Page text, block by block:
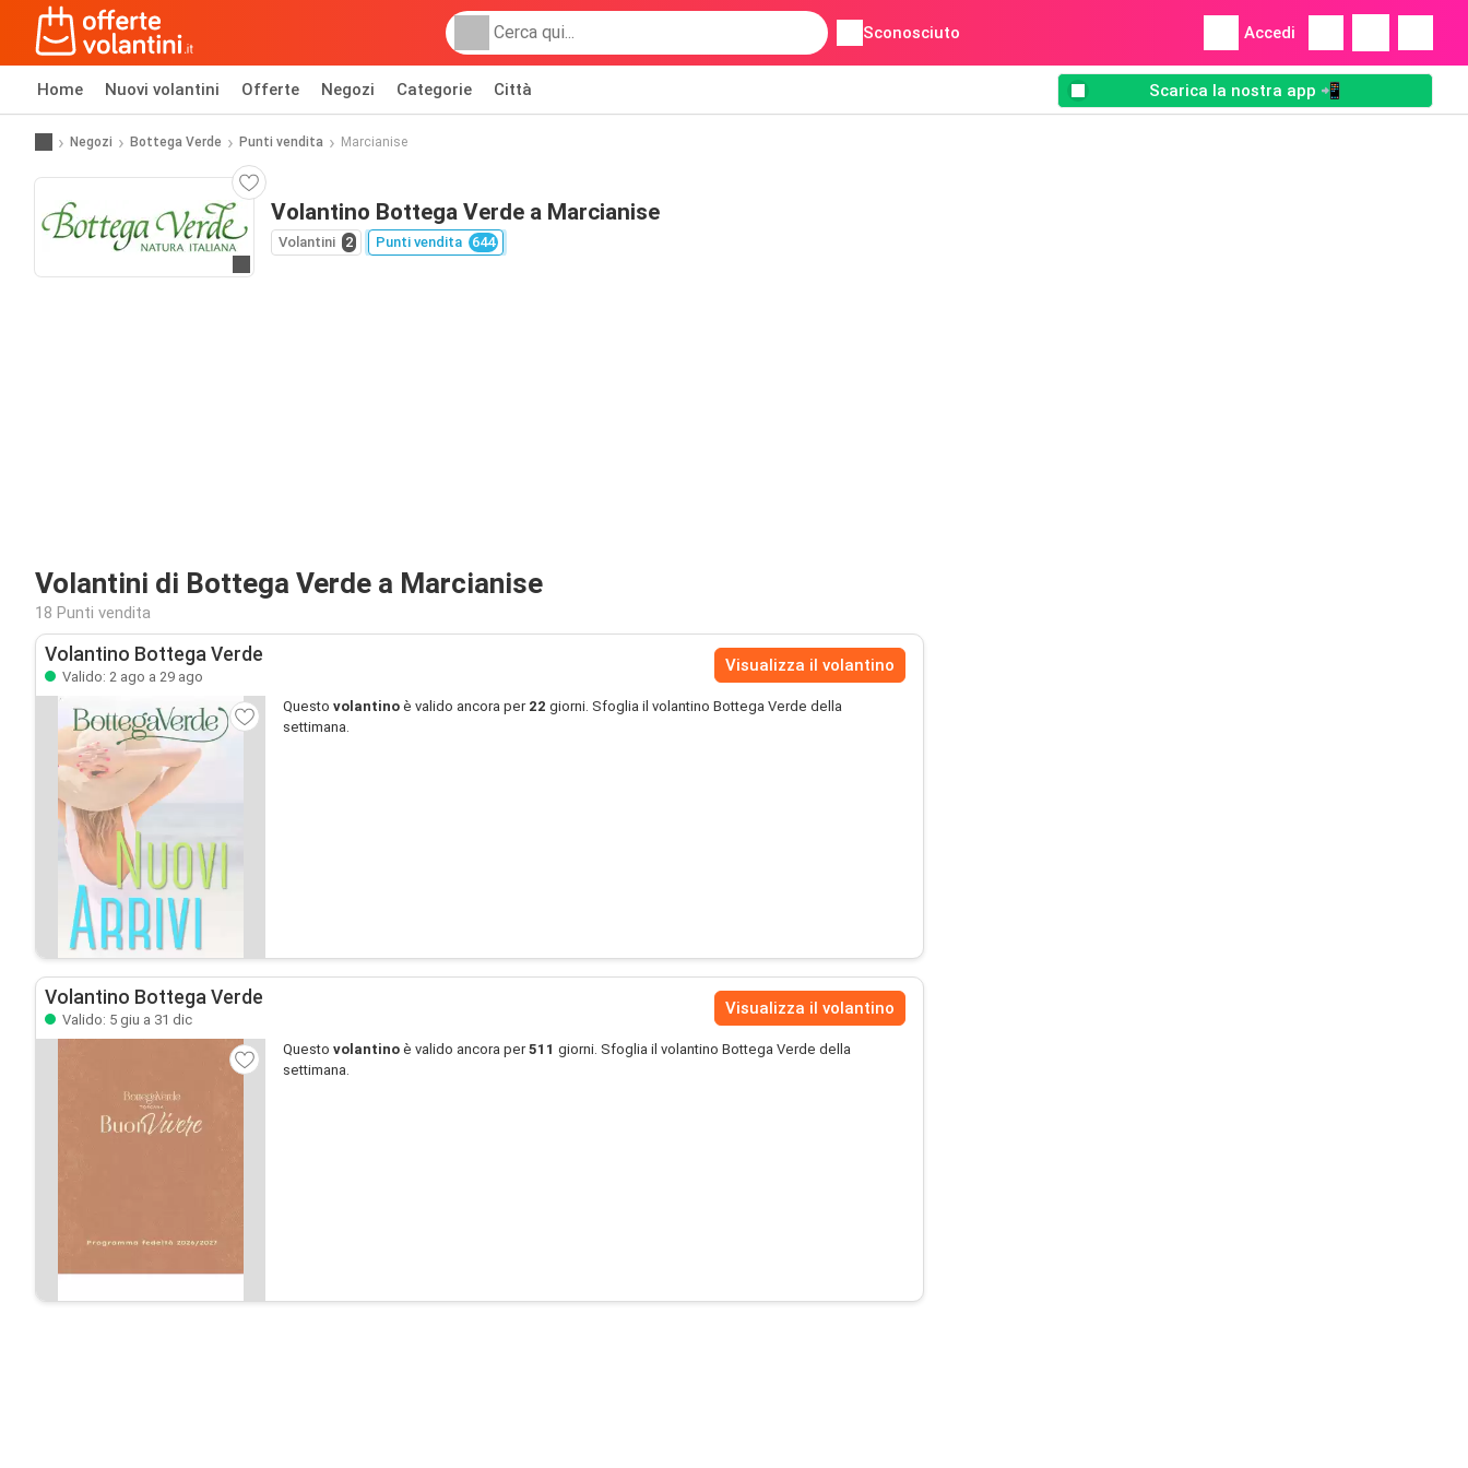
Sconosciuto Accedi
Home Nuovi volantini Offerte Negozi Categorie Città Scarica la nostra app 📲
Negozi Bottega Verde Punti vendita Marcianise
Volantino Bottega Verde a Marcianise
Volantini 2 Punti vendita 644
Volantini di Bottega Verde a Marcianise
18 Punti vendita
Volantino Bottega Verde
Valido: 2 ago a 29 ago
Visualizza il volantino
Questo volantino è valido ancora per 22 giorni. Sfoglia il volantino Bottega Verde della
settimana.
Volantino Bottega Verde
Valido: 5 giu a 31 dic
Visualizza il volantino
Questo volantino è valido ancora per511 giorni. Sfoglia il volantino Bottega Verde della
settimana.